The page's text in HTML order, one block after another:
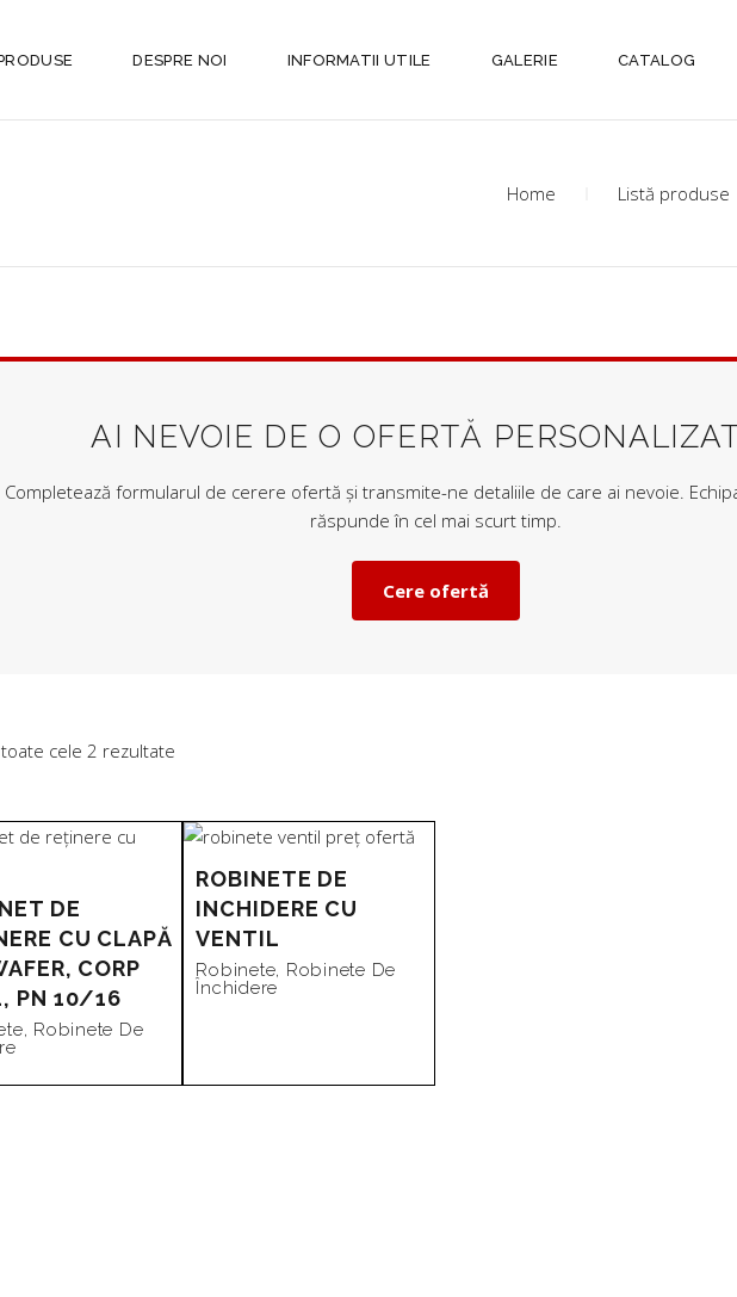
DESPRE NOI INFORMATII UTILE GALERIE CATALOG
Home Listă produse
AI NEVOIE DE O OFERTĂ
Completează formularul de cerere ofertă și transmite-ne detaliile de care ai nevoie.
răspunde în cel mai scurt timp.
Cere ofertă
cele 2 rezultateSortat
după
preț:
DE
CU CLAPĂ
CORP
PN 10/16
, Robinete De
ROBINETE DE
INCHIDERE CU
VENTIL
Robinete, Robinete De
Închidere